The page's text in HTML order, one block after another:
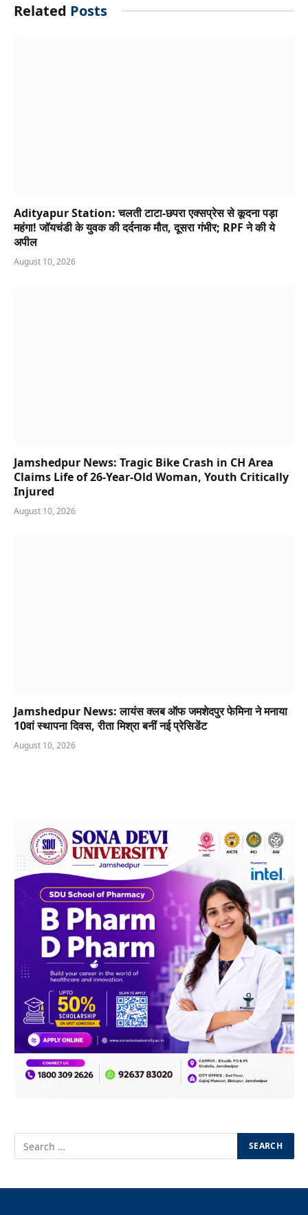
Related Posts
Adityapur Station: चलती टाटा-छपरा एक्सप्रेस से कूदना पड़ा
महंगा! जॉयचंडी के युवक की दर्दनाक मौत, दूसरा गंभीर; RPF ने की ये
अपील
August 10, 2026
Jamshedpur News: Tragic Bike Crash in CH Area
Claims Life of 26-Year-Old Woman, Youth Critically
Injured
August 10, 2026
Jamshedpur News: लायंस क्लब ऑफ जमशेदपुर फेमिना ने मनाया
10वां स्थापना दिवस, रीता मिश्रा बनीं नई प्रेसिडेंट
August 10, 2026